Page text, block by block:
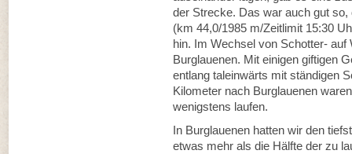
der Strecke. Das war auch gut
(km 44,0/1985 m/Zeitlimit 15:30
hin. Im Wechsel von Schotter-
Burglauenen. Mit einigen giftigen
entlang taleinwärts mit ständigen
Kilometer nach Burglauenen
wenigstens laufen.
In Burglauenen hatten wir den
etwas mehr als die Hälfte der zu